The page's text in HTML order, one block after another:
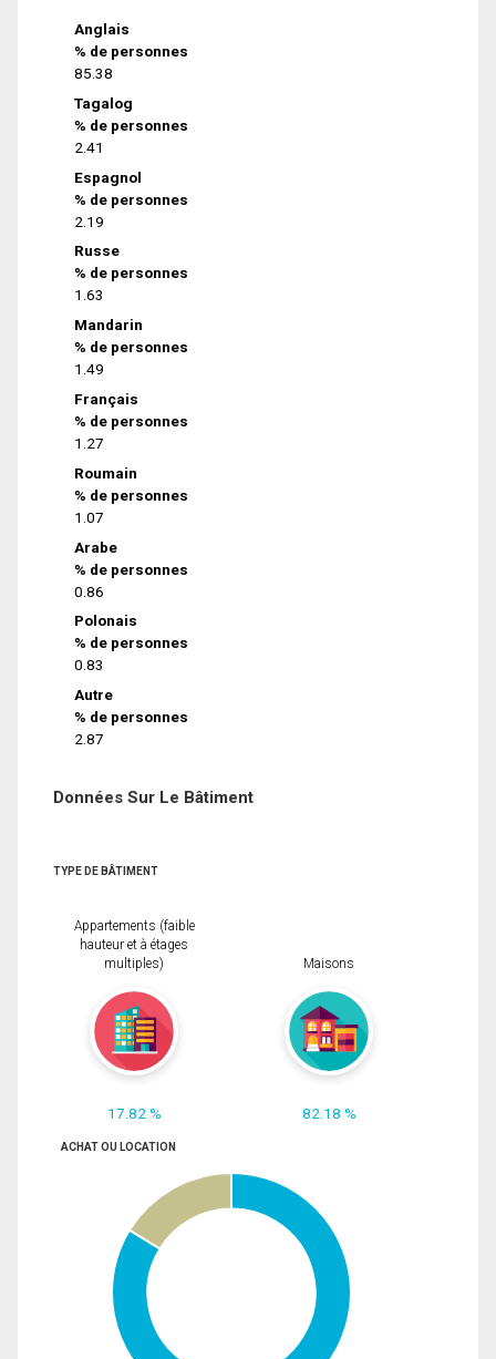
Anglais
% de personnes
85.38
Tagalog
% de personnes
2.41
Espagnol
% de personnes
2.19
Russe
% de personnes
1.63
Mandarin
% de personnes
1.49
Français
% de personnes
1.27
Roumain
% de personnes
1.07
Arabe
% de personnes
0.86
Polonais
% de personnes
0.83
Autre
% de personnes
2.87
Données Sur Le Bâtiment
TYPE DE BÂTIMENT
Appartements (faible
hauteur et à étages
multiples)
17.82 %
Maisons
82.18 %
ACHAT OU LOCATION